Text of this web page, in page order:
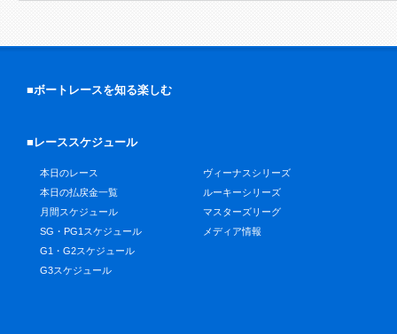
■ボートレースを知る楽しむ
■レーススケジュール
本日のレース
本日の払戻金一覧
月間スケジュール
SG・PG1スケジュール
G1・G2スケジュール
G3スケジュール
ヴィーナスシリーズ
ルーキーシリーズ
マスターズリーグ
メディア情報